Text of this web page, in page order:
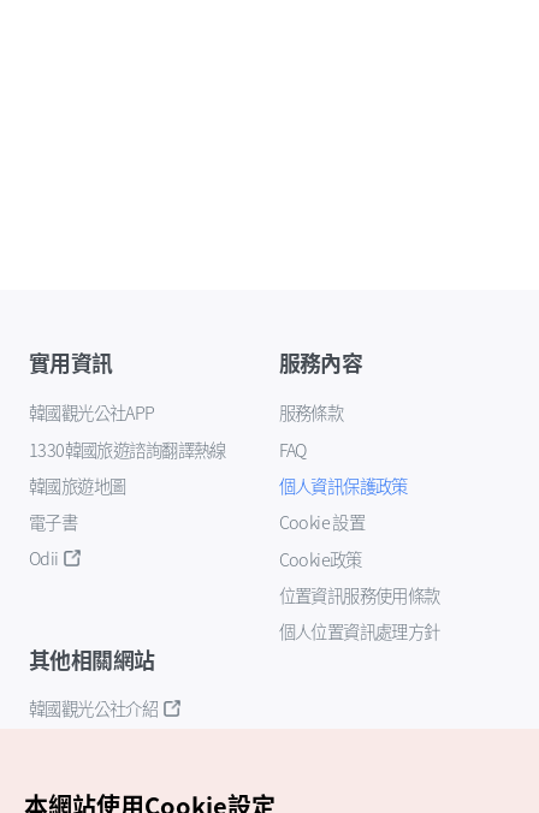
實用資訊
韓國觀光公社APP
1330韓國旅遊諮詢翻譯熱線
韓國旅遊地圖
電子書
Odii
服務內容
服務條款
FAQ
個人資訊保護政策
Cookie 設置
Cookie政策
位置資訊服務使用條款
個人位置資訊處理方針
其他相關網站
韓國觀光公社介紹
本網站使用Cookie設定